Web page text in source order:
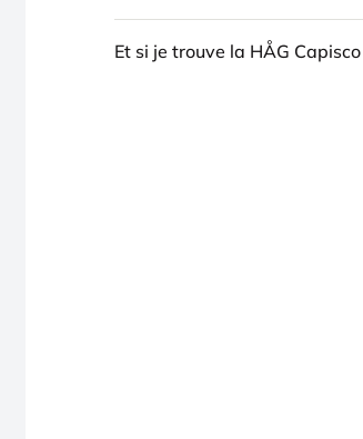
Et si je trouve la HÅG